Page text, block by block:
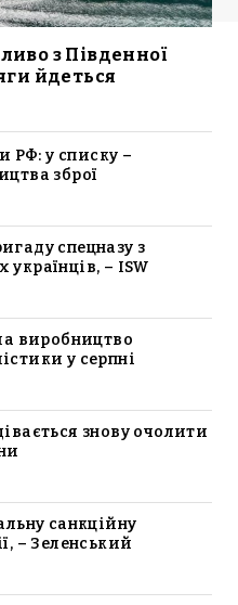
з Південної
йдеться
РФ: у списку –
зброї
спецназу з
– ISW
виробництво
у серпні
знову очолити
санкційну
– Зеленський